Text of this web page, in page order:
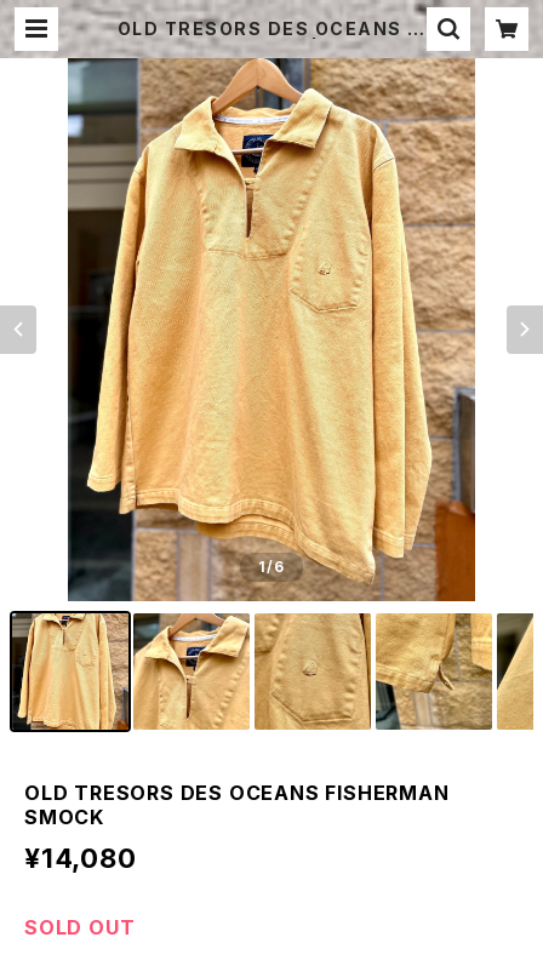
OLD TRESORS DES OCEANS FI
SHERMAN SMOCK | STRAYSH
EEP ONLINE
1/6
OLD TRESORS DES OCEANS FISHERMAN
SMOCK
¥14,080
SOLD OUT